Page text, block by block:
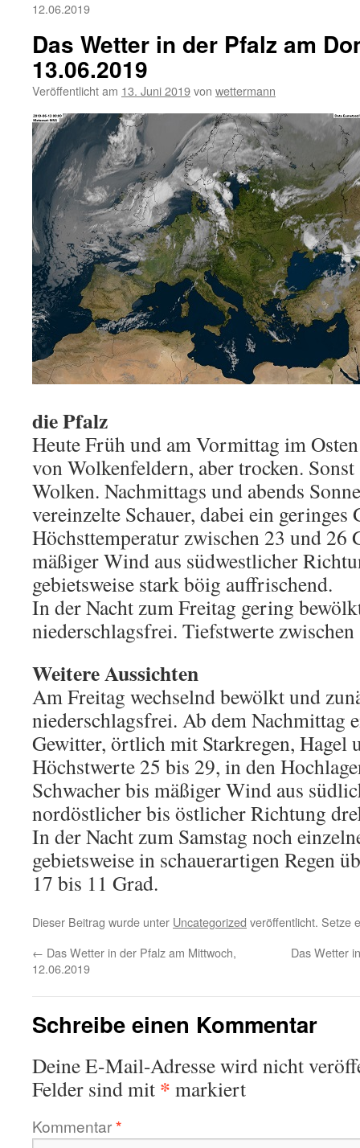
12.06.2019
Das Wetter in der Pfalz am
13.06.2019
Veröffentlicht am 13. Juni 2019von wettermann
die Pfalz
Heute Früh und am Vormittag im
von Wolkenfeldern, aber trocken.
Wolken. Nachmittags und abends
vereinzelte Schauer, dabei ein
Höchsttemperatur zwischen 23 und 26
mäßiger Wind aus südwestlicher
gebietsweise stark böig auffrischend.
In der Nacht zum Freitag gering
niederschlagsfrei. Tiefstwerte
Weitere Aussichten
Am Freitag wechselnd bewölkt und
niederschlagsfrei. Ab dem Nachmittag
Gewitter, örtlich mit Starkregen, Hagel
Höchstwerte 25 bis 29, in den
Schwacher bis mäßiger Wind aus
nordöstlicher bis östlicher Richtung
In der Nacht zum Samstag noch
gebietsweise in schauerartigen Regen
17 bis 11 Grad.
Dieser Beitrag wurde unter Uncategorized veröffentlicht. Setze
← Das Wetter in der Pfalz am Mittwoch,
12.06.2019
Das Wetter
Schreibe einen Kommentar
Deine E-Mail-Adresse wird nicht
Felder sind mit * markiert
Kommentar*